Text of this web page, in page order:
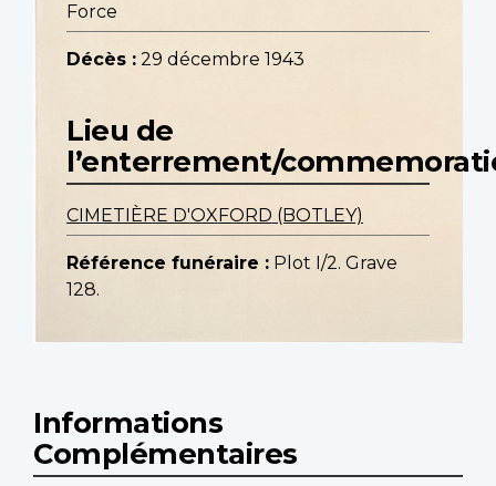
Force
Décès : 29 décembre 1943
Lieu de
l’enterrement/
CIMETIÈRE D'OXFORD (BOTLEY)
Référence funéraire : Plot I/2. Grave
128.
Informations
Complémentaires